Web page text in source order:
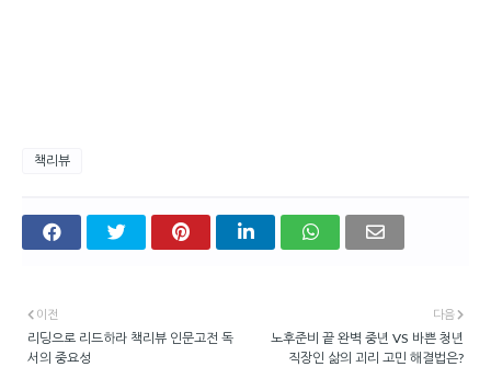
책리뷰
다음
노후준비 끝 완벽 중년 VS 바쁜 청년
직장인 삶의 괴리 고민 해결법은?
이전
리딩으로 리드하라 책리뷰 인문고전 독
서의 중요성